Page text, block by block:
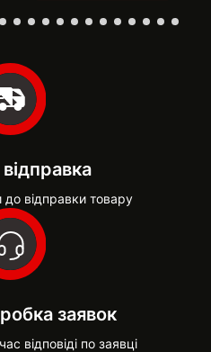
до відправки товару
заявок
відповіді по заявці